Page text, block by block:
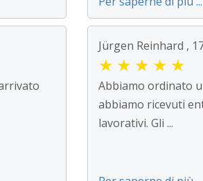
Jürgen Reinhard ,
★ ★ ★ ★ ★
Abbiamo ordinato
abbiamo ricevuti
lavorativi. Gli ...